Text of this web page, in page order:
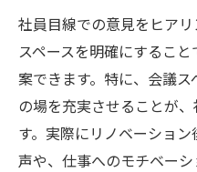
社員目線での意見をヒア
スペースを明確にするこ
案できます。特に、会議
の場を充実させることが
す。実際にリノベーショ
声や、仕事へのモチベー